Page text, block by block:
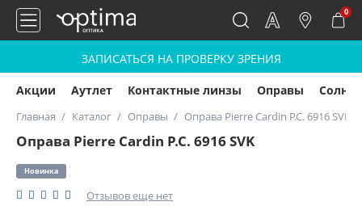
0
ЗАПИСАТЬСЯ НА ПРОВЕРКУ ЗРЕНИЯ
Акции Аутлет Контактные линзы Оправы
Главная Каталог Оправы Оправа Pierre Cardin P.C. 6916 SVK
Оправа Pierre Cardin P.C. 6916 SVK
Новинка
Отзывов еще нет